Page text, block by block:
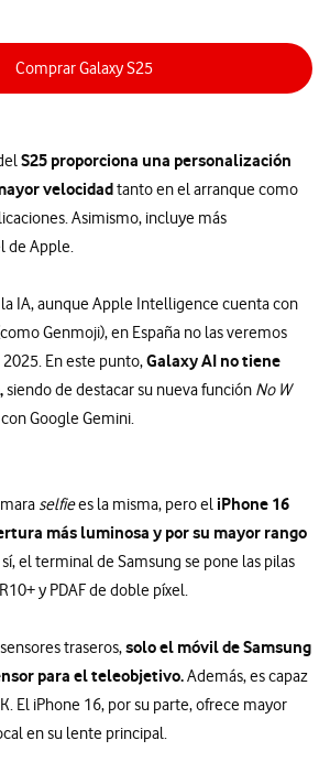
Comprar Galaxy S25
S25 proporciona una personalización
velocidadtanto en el arranque como
Asimismo, incluye más
de Apple.
IA, aunque Apple Intelligence cuenta con
Genmoji), en España no las veremos
En este punto,Galaxy AI no tiene
siendo de destacar su nueva función No W
Google Gemini.
selfiees la misma, pero el iPhone 16
más luminosa y por su mayor rango
sí, el terminal de Samsung se pone las pilas
y PDAF de doble píxel.
traseros,solo el móvil de Samsung
para el teleobjetivo.Además, es capaz
El iPhone 16, por su parte, ofrece mayor
en su lente principal.